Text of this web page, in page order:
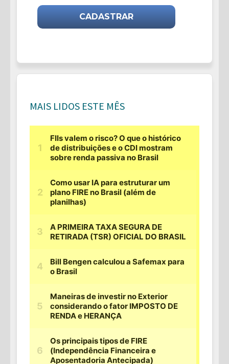
MAIS LIDOS ESTE MÊS